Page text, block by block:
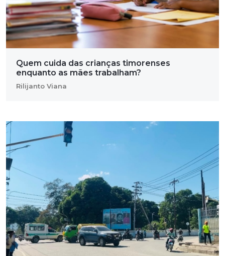
Quem cuida das crianças timorenses
enquanto as mães trabalham?
Rilijanto Viana